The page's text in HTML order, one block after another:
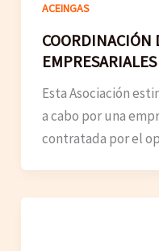
ACEINGAS
COORDINACIÓN
EMPRESARIALES
Esta Asociación
a cabo por una
contratada por el